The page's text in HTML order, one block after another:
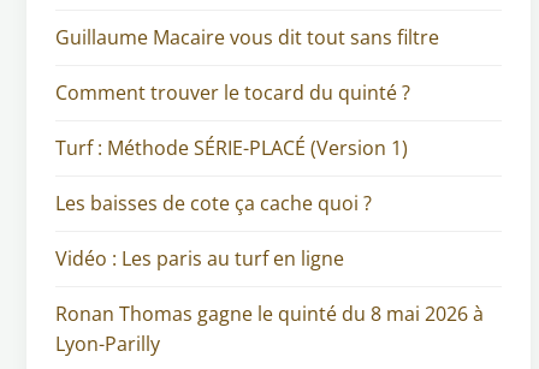
Guillaume Macaire vous dit tout sans filtre
Comment trouver le tocard du quinté ?
Turf : Méthode SÉRIE-PLACÉ (Version 1)
Les baisses de cote ça cache quoi ?
Vidéo : Les paris au turf en ligne
Ronan Thomas gagne le quinté du 8 mai 2026 à
Lyon-Parilly